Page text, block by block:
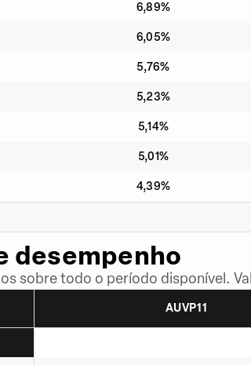
6,89%
6,05%
5,76%
5,23%
5,14%
5,01%
4,39%
desempenho
sobre todo o período disponível.
AUVP11